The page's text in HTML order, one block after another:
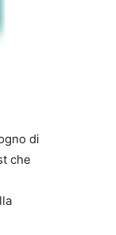
di
che